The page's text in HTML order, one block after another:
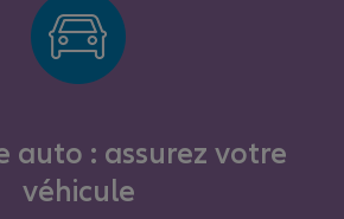
auto : assurez votre
véhicule